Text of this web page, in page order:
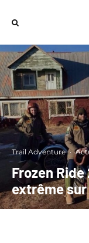
Trail Adventure ·
Frozen Ride
extrême sur